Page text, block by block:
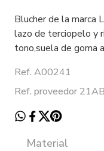
Blucher de la marca
lazo de terciopelo y
tono,suela de goma
Ref. A00241
Ref. proveedor
Material